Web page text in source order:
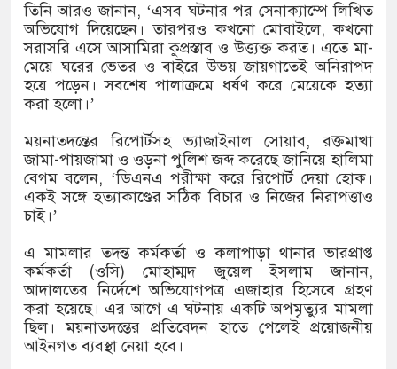
তিনি আরও জানান, ‘এসব ঘটনার পর সেনাক্যাম্পে লিখিত
অভিযোগ দিয়েছেন। তারপরও কখনো মোবাইলে, কখনো
সরাসরি এসে আসামিরা কুপ্রস্তাব ও উত্ত্যক্ত করত। এতে মা-
মেয়ে ঘরের ভেতর ও বাইরে উভয় জায়গাতেই অনিরাপদ
হয়ে পড়েন। সবশেষ পালাক্রমে ধর্ষণ করে মেয়েকে হত্যা
করা হলো।’
ময়নাতদন্তের রিপোর্টসহ ভ্যাজাইনাল সোয়াব, রক্তমাখা
জামা-পায়জামা ও ওড়না পুলিশ জব্দ করেছে জানিয়ে হালিমা
বেগম বলেন, ‘ডিএনএ পরীক্ষা করে রিপোর্ট দেয়া হোক।
একই সঙ্গে হত্যাকাণ্ডের সঠিক বিচার ও নিজের নিরাপত্তাও
চাই।’
এ মামলার তদন্ত কর্মকর্তা ও কলাপাড়া থানার ভারপ্রাপ্ত
কর্মকর্তা (ওসি) মোহাম্মদ জুয়েল ইসলাম জানান,
আদালতের নির্দেশে অভিযোগপত্র এজাহার হিসেবে গ্রহণ
করা হয়েছে। এর আগে এ ঘটনায় একটি অপমৃত্যুর মামলা
ছিল। ময়নাতদন্তের প্রতিবেদন হাতে পেলেই প্রয়োজনীয়
আইনগত ব্যবস্থা নেয়া হবে।